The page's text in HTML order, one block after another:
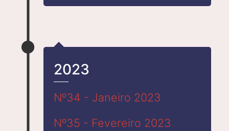
2023
Nº34 - Janeiro 2023
Nº35 - Fevereiro 2023